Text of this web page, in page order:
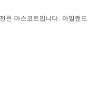
문 마스코트입니다. 아일랜드